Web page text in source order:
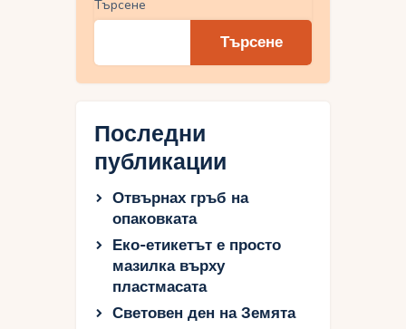
Търсене
Търсене
Последни
публикации
Отвърнах гръб на
опаковката
Еко-етикетът е просто
мазилка върху
пластмасата
Световен ден на Земята